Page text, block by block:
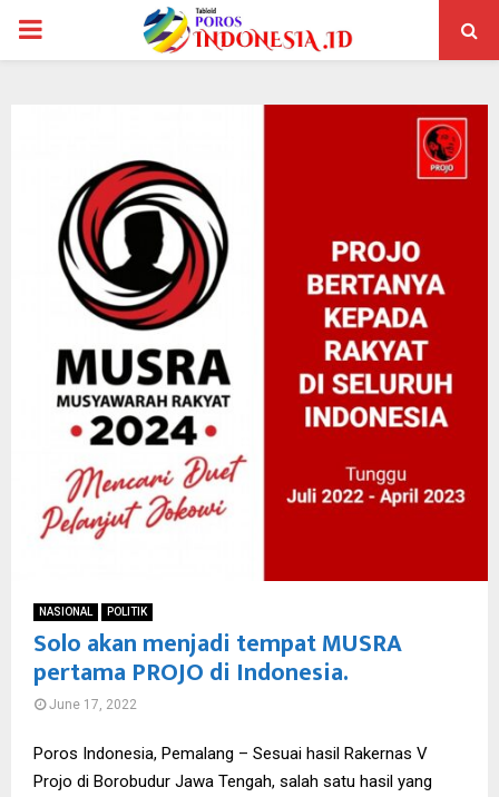
PRIMARY
NASIONAL POLITIK
Solo akan menjadi tempat MUSRA
pertama PROJO di Indonesia.
June 17, 2022
Poros Indonesia, Pemalang – Sesuai hasil Rakernas V
Projo di Borobudur Jawa Tengah, salah satu hasil yang